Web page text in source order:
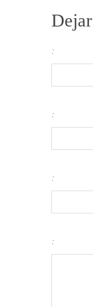
:
:
:
: